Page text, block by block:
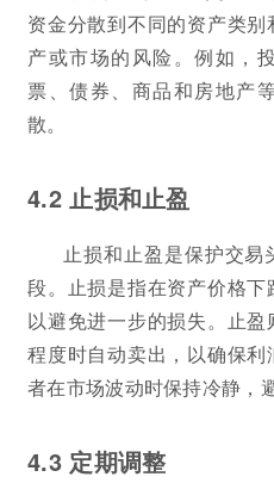
资金分散到不同的资产类
产或市场的风险。例如，
票、债券、商品和房地产
散。
4.2 止损和止盈
止损和止盈是保护交易
段。止损是指在资产价格下
以避免进一步的损失。止
程度时自动卖出，以确保
者在市场波动时保持冷静，
4.3 定期调整